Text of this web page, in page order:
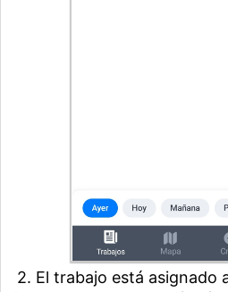
2. El trabajo está asignado